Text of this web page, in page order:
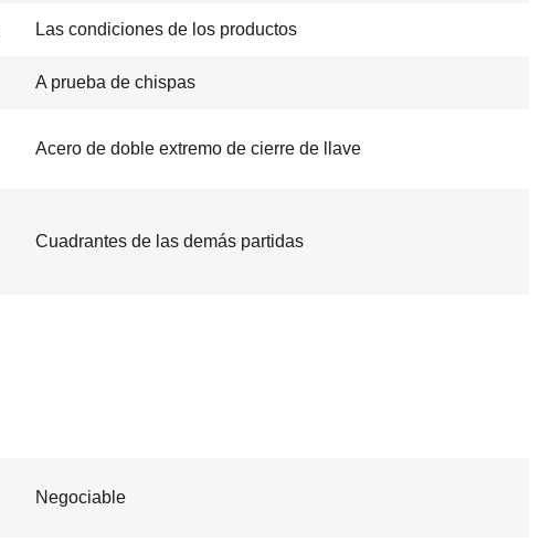
Las condiciones de los productos
A prueba de chispas
Acero de doble extremo de cierre de llave
Cuadrantes de las demás partidas
Negociable